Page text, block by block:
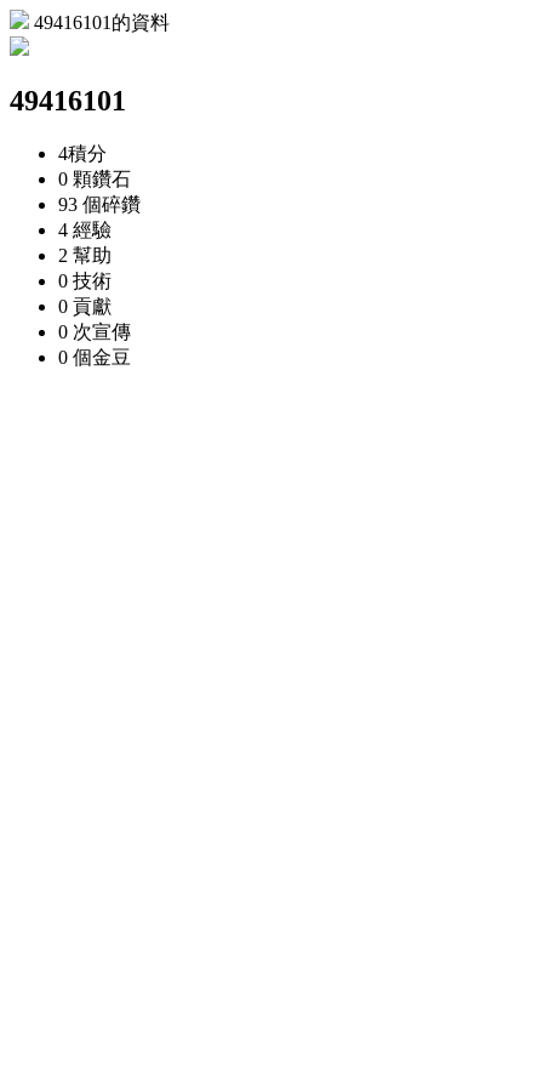
49416101的資料
49416101
4積分
0 顆鑽石
93 個碎鑽
4 經驗
2 幫助
0 技術
0 貢獻
0 次宣傳
0 個金豆